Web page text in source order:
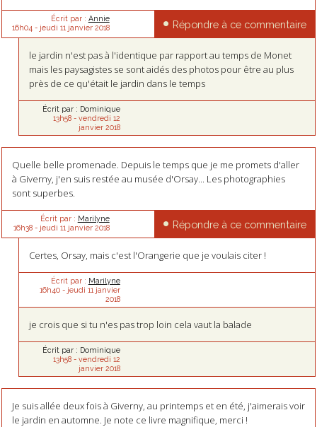
Écrit par : Annie
16h04 - jeudi 11 janvier 2018 Répondre à ce commentaire
le jardin n'est pas à l'identique par rapport au temps de Monet
mais les paysagistes se sont aidés des photos pour être au plus
près de ce qu'était le jardin dans le temps
Écrit par : Dominique
13h58- vendredi 12
janvier 2018
Quelle belle promenade. Depuis le temps que je me promets d'aller
à Giverny, j'en suis restée au musée d'Orsay... Les photographies
sont superbes.
Écrit par : Marilyne
16h38- jeudi 11 janvier 2018 Répondre à ce commentaire
Certes, Orsay, mais c'est l'Orangerie que je voulais citer !
Écrit par : Marilyne
16h40- jeudi 11 janvier
2018
je crois que si tu n'es pas trop loin cela vaut la balade
Écrit par : Dominique
13h58- vendredi 12
janvier 2018
Je suis allée deux fois à Giverny, au printemps et en été, j'aimerais voir
le jardin en automne. Je note ce livre magnifique, merci !